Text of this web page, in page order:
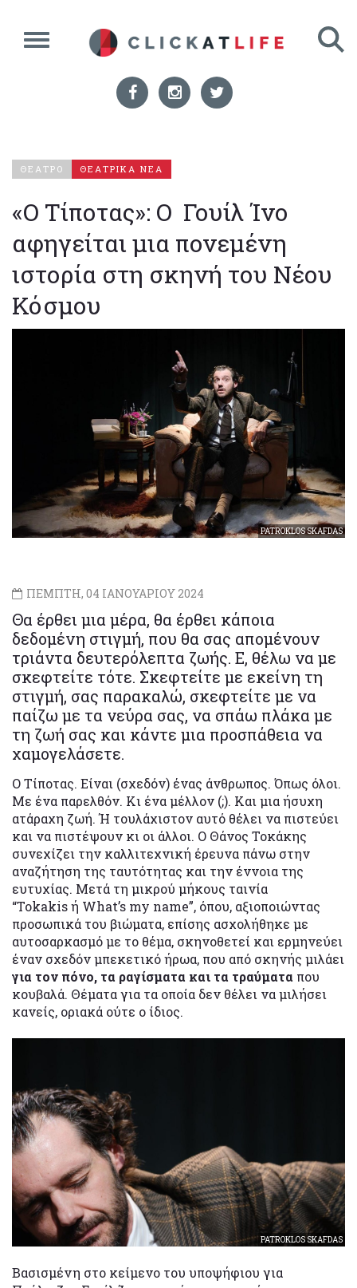
ΘΕΑΤΡΟ ΘΕΑΤΡΙΚΑ ΝΕΑ
«Ο Τίποτας»: Ο Γουίλ Ίνο
αφηγείται μια πονεμένη
ιστορία στη σκηνή του Νέου
Κόσμου
PATROKLOS SKAFDAS
ΠΕΜΠΤΗ, 04 ΙΑΝΟΥΑΡΙΟΥ 2024
Θα έρθει μια μέρα, θα έρθει κάποια
δεδομένη στιγμή, που θα σας απομένουν
τριάντα δευτερόλεπτα ζωής. Ε, θέλω να με
σκεφτείτε τότε. Σκεφτείτε με εκείνη τη
στιγμή, σας παρακαλώ, σκεφτείτε με να
παίζω με τα νεύρα σας, να σπάω πλάκα με
τη ζωή σας και κάντε μια προσπάθεια να
χαμογελάσετε.
Ο Τίποτας. Είναι (σχεδόν) ένας άνθρωπος. Όπως όλοι.
Με ένα παρελθόν. Κι ένα μέλλον (;). Και μια ήσυχη
ατάραχη ζωή. Ή τουλάχιστον αυτό θέλει να πιστεύει
και να πιστέψουν κι οι άλλοι. Ο Θάνος Τοκάκης
συνεχίζει την καλλιτεχνική έρευνα πάνω στην
αναζήτηση της ταυτότητας και την έννοια της
ευτυχίας. Μετά τη μικρού μήκους ταινία
“Tokakis ή What’s my name”, όπου, αξιοποιώντας
προσωπικά του βιώματα, επίσης ασχολήθηκε με
αυτοσαρκασμό με το θέμα, σκηνοθετεί και ερμηνεύει
έναν σχεδόν μπεκετικό ήρωα, που από σκηνής μιλάει
για τον πόνο, τα ραγίσματα και τα τραύματα που
κουβαλά. Θέματα για τα οποία δεν θέλει να μιλήσει
κανείς, οριακά ούτε ο ίδιος.
PATROKLOS SKAFDAS
Βασισμένη στο κείμενο του υποψήφιου για